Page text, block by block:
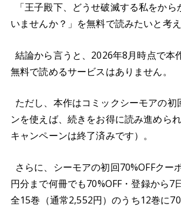
「王子殿下、どうせ破滅する私をか
いませんか？」を無料で読みたいと考え
結論から言うと、2026年8月時点で本
無料で読めるサービスはありません。
ただし、本作はコミックシーモアの初
ンを使えば、続きをお得に読み進めら
キャンペーンは終了済みです）。
さらに、シーモアの初回70%OFFクー
円分まで何冊でも70%OFF・登録から7
全15巻（通常2,552円）のうち12巻に